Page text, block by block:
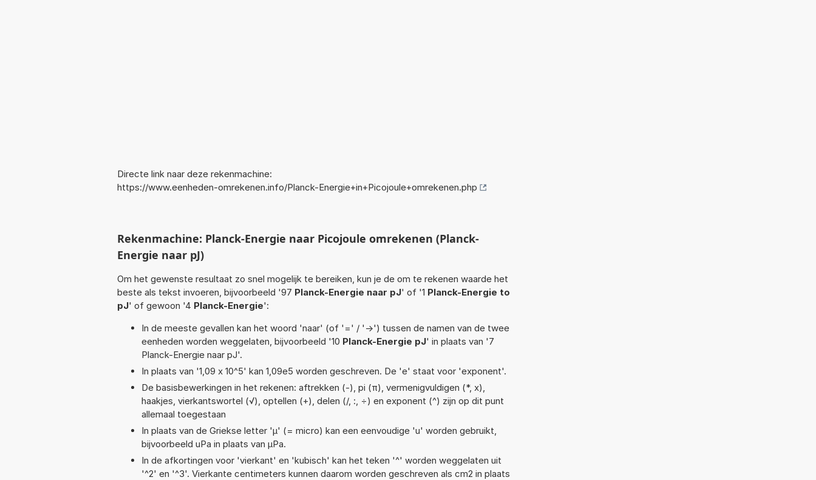
Directe link naar deze rekenmachine:
https://www.eenheden-omrekenen.info/Planck-Energie+in+Picojoule+omrekenen.php
Rekenmachine: Planck-Energie naar Picojoule omrekenen (Planck-
Energie naar pJ)
Om het gewenste resultaat zo snel mogelijk te bereiken, kun je de om te rekenen waarde het
beste als tekst invoeren, bijvoorbeeld '97 Planck-Energie naar pJ' of '1 Planck-Energie to
pJ' of gewoon '4 Planck-Energie':
In de meeste gevallen kan het woord 'naar' (of '=' / '->') tussen de namen van de twee
eenheden worden weggelaten, bijvoorbeeld '10 Planck-Energie pJ' in plaats van '7
Planck-Energie naar pJ'.
In plaats van '1,09 x 10^5' kan 1,09e5 worden geschreven. De 'e' staat voor 'exponent'.
De basisbewerkingen in het rekenen: aftrekken (-), pi (π), vermenigvuldigen (*, x),
haakjes, vierkantswortel (√), optellen (+), delen (/, :, ÷) en exponent (^) zijn op dit punt
allemaal toegestaan
In plaats van de Griekse letter 'µ' (= micro) kan een eenvoudige 'u' worden gebruikt,
bijvoorbeeld uPa in plaats van µPa.
In de afkortingen voor 'vierkant' en 'kubisch' kan het teken '^' worden weggelaten uit
'^2' en '^3'. Vierkante centimeters kunnen daarom worden geschreven als cm2 in plaats